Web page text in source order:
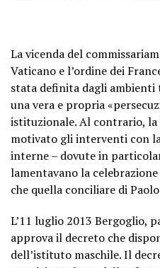
La vicenda del
Vaticano e l’ordine dei
stata definita dagli
una vera e propria
istituzionale. Al contrario, la
motivato gli interventi con
interne – dovute in
lamentavano la
che quella conciliare di
L’11 luglio 2013 Bergoglio,
approva il decreto che
dell’istituto maschile. Il